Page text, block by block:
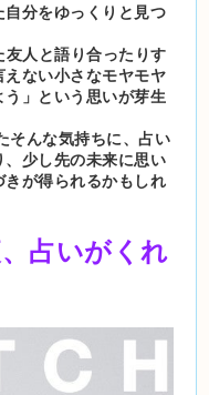
分をゆっくりと見つ
人と語り合ったりす
ない小さなモヤモヤ
」という思いが芽生
そんな気持ちに、占い
少し先の未来に思い
が得られるかもしれ
占いがくれ